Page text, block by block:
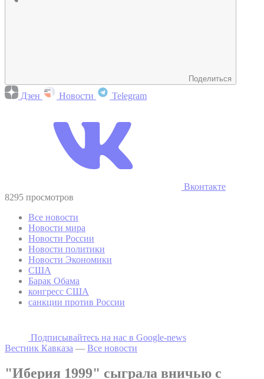
Поделиться
Дзен Новости Telegram
Вконтакте
8295 просмотров
Все новости
Новости мира
Новости России
Новости политики
Новости Экономики
США
Барак Обама
конгресс США
санкции против России
Подписывайтесь на наc в Google-news
Вестник Кавказа — Все новости
"Иберия 1999" сыграла вничью с